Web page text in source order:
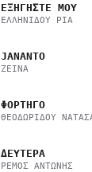
ΕΞΗΓΗΣΤΕ ΜΟΥ
ΕΛΛΗΝΙΔΟΥ ΡΙΑ
JANANTO
ZEINA
ΦΟΡΤΗΓΟ
ΘΕΟΔΩΡΙΔΟΥ
ΔΕΥΤΕΡΑ
ΡΕΜΟΣ ΑΝΤΩΝΗΣ